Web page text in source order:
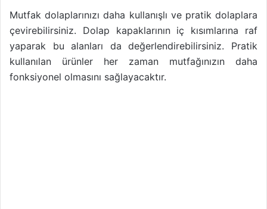
Mutfak dolaplarınızı daha kullanışlı ve pratik dolaplara
çevirebilirsiniz. Dolap kapaklarının iç kısımlarına raf
yaparak bu alanları da değerlendirebilirsiniz. Pratik
kullanılan ürünler her zaman mutfağınızın daha
fonksiyonel olmasını sağlayacaktır.